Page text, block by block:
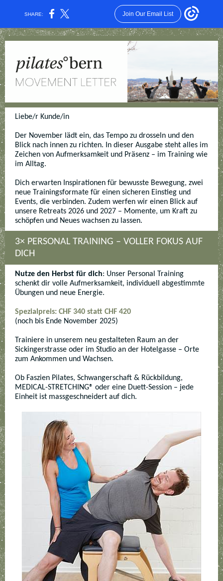
SHARE: Join Our Email List
Liebe/r Kunde/in
Der November lädt ein, das Tempo zu drosseln und den
Blick nach innen zu richten. In dieser Ausgabe steht alles im
Zeichen von Aufmerksamkeit und Präsenz – im Training wie
im Alltag.
Dich erwarten Inspirationen für bewusste Bewegung, zwei
neue Trainingsformate für einen sicheren Einstieg und
Events, die verbinden. Zudem werfen wir einen Blick auf
unsere Retreats 2026 und 2027 – Momente, um Kraft zu
schöpfen und Neues wachsen zu lassen.
3× PERSONAL TRAINING – VOLLER FOKUS AUF
DICH
Nutze den Herbst für dich: Unser Personal Training
schenkt dir volle Aufmerksamkeit, individuell abgestimmte
Übungen und neue Energie.
Spezialpreis: CHF 340 statt CHF 420
(noch bis Ende November 2025)
Trainiere in unserem neu gestalteten Raum an der
Sickingerstrasse oder im Studio an der Hotelgasse – Orte
zum Ankommen und Wachsen.
Ob Faszien Pilates, Schwangerschaft & Rückbildung,
MEDICAL-STRETCHING® oder eine Duett-Session – jede
Einheit ist massgeschneidert auf dich.